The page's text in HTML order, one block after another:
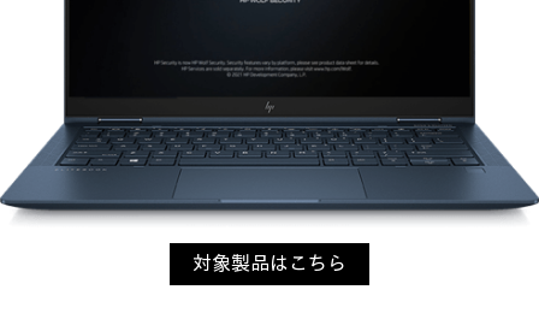
対象製品はこちら